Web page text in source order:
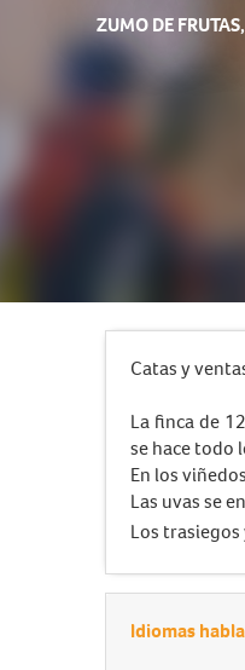
ZUMO DE FRUTAS,
Catas y
La finca de
se hace todo
En los
Las uvas se
Los trasiegos
Idiomas